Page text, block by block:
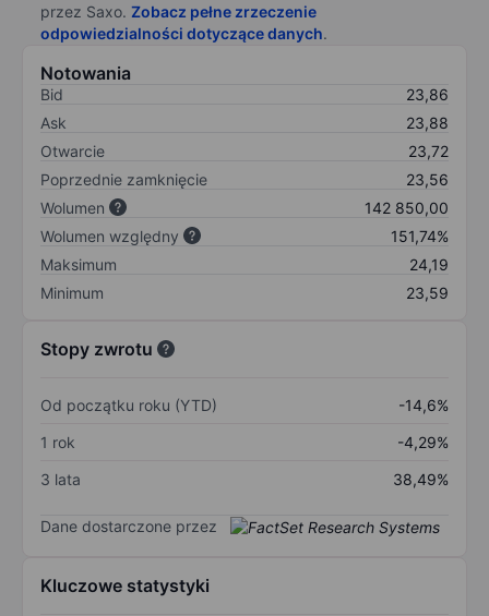
przez Saxo. Zobacz pełne zrzeczenie
odpowiedzialności dotyczące danych.
Notowania
Bid
23,86
Ask
23,88
Otwarcie
23,72
Poprzednie zamknięcie
23,56
Wolumen
142 850,00
Wolumen względny
151,74%
Maksimum
24,19
Minimum
23,59
Stopy zwrotu
Od początku roku (YTD)
-14,6%
1 rok
-4,29%
3 lata
38,49%
Dane dostarczone przez
Kluczowe statystyki